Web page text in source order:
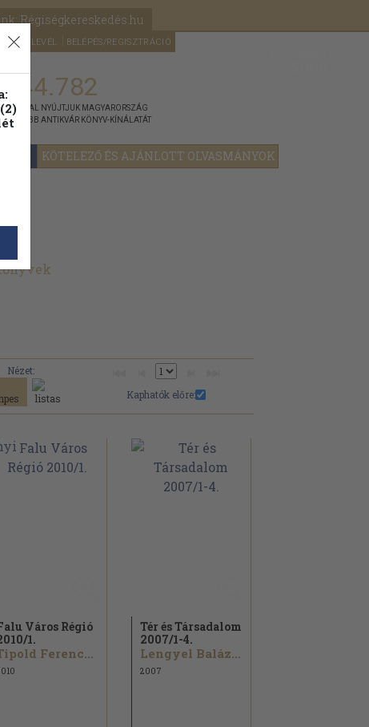
Régiségkereskedés.hu
HÍRLEVÉL BELÉPÉS/REGISZTRÁCIÓ
KÖTELEZŐ ÉS AJÁNLOTT OLVASMÁNYOK
NYÚJTJUK MAGYARORSZÁG
ANTIKVÁR KÖNYV-KÍNÁLATÁT
Nézet:
Kaphatók előre:
Város Régió
1.
Ferenc...
Tér és Társadalom
2007/1-4.
Lengyel Balázs...
2007